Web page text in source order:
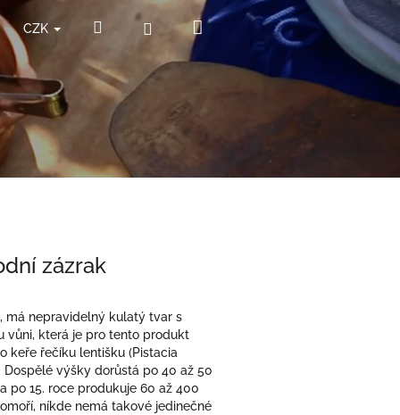
CZK Hledat PřihlášeníNákupní
košík
zázrak
má nepravidelný kulatý tvar s
vůni, která je pro tento produkt
keře řečíku lentišku (Pistacia
Dospělé výšky dorůstá po 40 až 50
po 15. roce produkuje 60 až 400
níkde nemá takové jedinečné